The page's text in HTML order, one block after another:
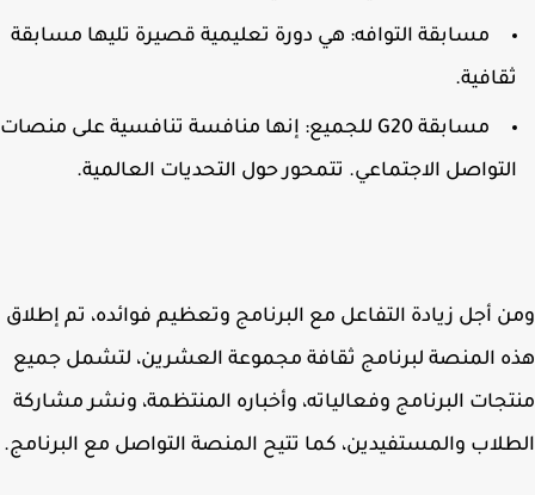
مسابقة التوافه: هي دورة تعليمية قصيرة تليها مسابقة
مسابقة G20 للجميع: إنها منافسة تنافسية على منصات
الاجتماعي. تتمحور حول التحديات العالمية.
أجل زيادة التفاعل مع البرنامج وتعظيم فوائده، تم إطلاق
المنصة لبرنامج ثقافة مجموعة العشرين، لتشمل جميع
البرنامج وفعالياته، وأخباره المنتظمة، ونشر مشاركة
والمستفيدين، كما تتيح المنصة التواصل مع البرنامج.